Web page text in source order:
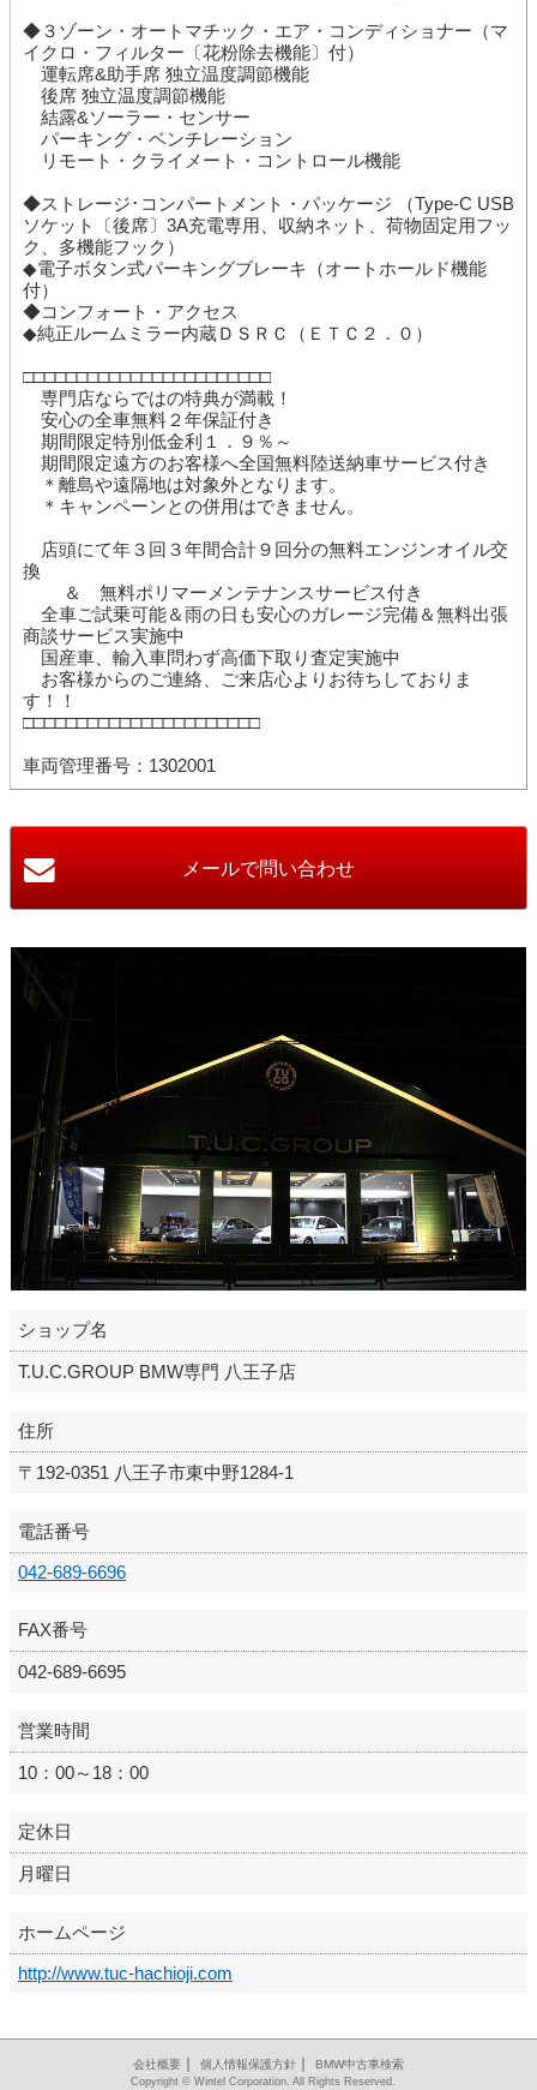
◆３ゾーン・オートマチック・エア・コンディショナー（マ
イクロ・フィルター〔花粉除去機能〕付）
運転席&助手席 独立温度調節機能
後席 独立温度調節機能
結露&ソーラー・センサー
パーキング・ベンチレーション
リモート・クライメート・コントロール機能
◆ストレージ･コンパートメント・パッケージ （Type-C USB
ソケット〔後席〕3A充電専用、収納ネット、荷物固定用フッ
ク、多機能フック）
◆電子ボタン式パーキングブレーキ（オートホールド機能
付）
◆コンフォート・アクセス
◆純正ルームミラー内蔵ＤＳＲＣ（ＥＴＣ２．０）
□□□□□□□□□□□□□□□□□□□□□□□
専門店ならではの特典が満載！
安心の全車無料２年保証付き
期間限定特別低金利１．９％～
期間限定遠方のお客様へ全国無料陸送納車サービス付き
＊離島や遠隔地は対象外となります。
＊キャンペーンとの併用はできません。
店頭にて年３回３年間合計９回分の無料エンジンオイル交
換
＆ 無料ポリマーメンテナンスサービス付き
全車ご試乗可能＆雨の日も安心のガレージ完備＆無料出張
商談サービス実施中
国産車、輸入車問わず高価下取り査定実施中
お客様からのご連絡、ご来店心よりお待ちしておりま
す！！
□□□□□□□□□□□□□□□□□□□□□□
車両管理番号：1302001
ショップ名
T.U.C.GROUP BMW専門 八王子店
住所
〒192-0351 八王子市東中野1284-1
電話番号
042-689-6696
FAX番号
042-689-6695
営業時間
10：00～18：00
定休日
月曜日
ホームページ
http://www.tuc-hachioji.com
会社概要 個人情報保護方針 BMW中古車検索
Copyright © Wintel Corporation. All Rights Reserved.